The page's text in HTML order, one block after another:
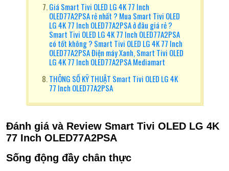
Giá Smart Tivi OLED LG 4K 77 Inch
OLED77A2PSA rẻ nhất ? Mua Smart Tivi OLED
LG 4K 77 Inch OLED77A2PSA ở đâu giá rẻ ?
Smart Tivi OLED LG 4K 77 Inch OLED77A2PSA
có tốt không ? Smart Tivi OLED LG 4K 77 Inch
OLED77A2PSA Điện máy Xanh, Smart Tivi OLED
LG 4K 77 Inch OLED77A2PSA Mediamart
THÔNG SỐ KỸ THUẬT Smart Tivi OLED LG 4K
77 Inch OLED77A2PSA
Đánh giá và Review Smart Tivi OLED LG 4K
77 Inch OLED77A2PSA
Sống động đầy chân thực